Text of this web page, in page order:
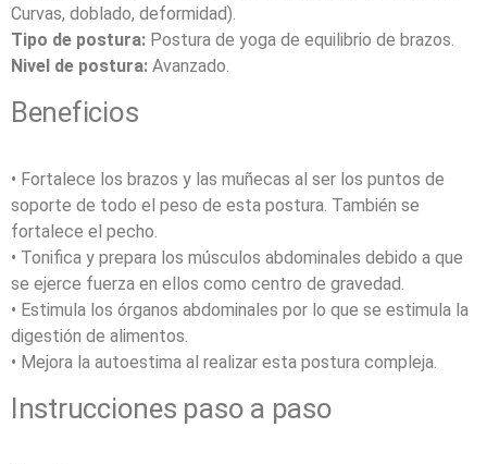
Curvas, doblado, deformidad).
Tipo de postura: Postura de yoga de equilibrio de brazos.
Nivel de postura: Avanzado.
Beneficios
• Fortalece los brazos y las muñecas al ser los puntos de
soporte de todo el peso de esta postura. También se
fortalece el pecho.
• Tonifica y prepara los músculos abdominales debido a que
se ejerce fuerza en ellos como centro de gravedad.
• Estimula los órganos abdominales por lo que se estimula la
digestión de alimentos.
• Mejora la autoestima al realizar esta postura compleja.
Instrucciones paso a paso